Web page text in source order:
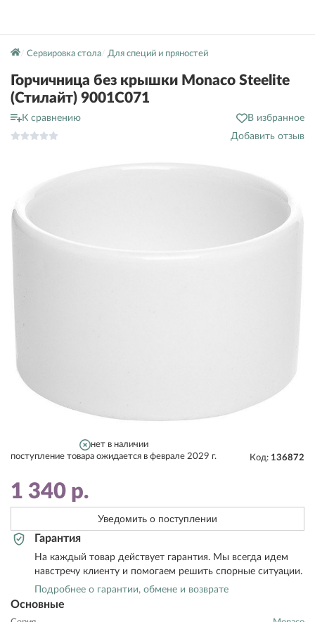
Сервировка стола Для специй и пряностей
Горчичница без крышки Monaco Steelite
(Стилайт) 9001C071
К сравнению
В избранное
Добавить отзыв
Основные
нет в наличии
поступление товара ожидается в феврале 2029 г.
Код: 136872
1 340 р.
Уведомить о поступлении
Гарантия
На каждый товар действует гарантия. Мы всегда идем
навстречу клиенту и помогаем решить спорные ситуации.
Подробнее о гарантии, обмене и возврате